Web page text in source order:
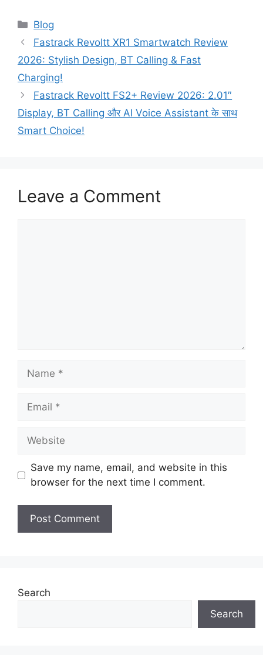
Categories
Blog
Fastrack Revoltt XR1 Smartwatch Review
2026: Stylish Design, BT Calling & Fast
Charging!
Fastrack Revoltt FS2+ Review 2026: 2.01″
Display, BT Calling और AI Voice Assistant के साथ
Smart Choice!
Leave a Comment
Name
Email
Website
Save my name, email, and website in this
browser for the next time I comment.
Search
Search